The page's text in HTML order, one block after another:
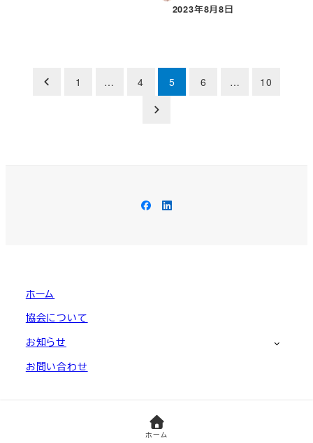
投稿日
2023年8月8日
1 … 4 5 6 … 10
Facebook
LinkedIn
ホーム
協会について
お知らせ
お問い合わせ
(C)Non-programmers Association, Japan
ホーム